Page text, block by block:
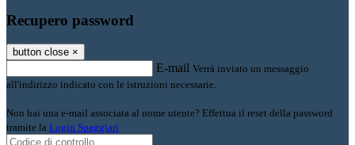
Recupero password
button close ×
E-mail Verrà inviato un messaggio
all'indirizzo indicato con le istruzioni necessarie.
Non hai una e-mail associata al nome utente? Effettua il reset della password
tramite la Login Spaggiari